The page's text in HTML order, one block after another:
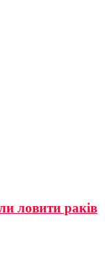
ловити раків